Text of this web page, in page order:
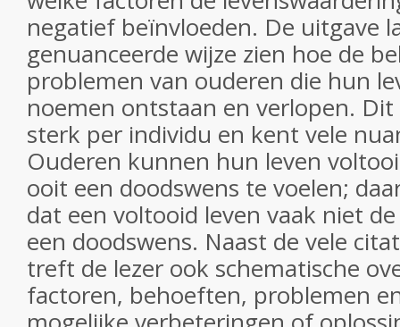
negatief beïnvloeden. De uitgave
genuanceerde wijze zien hoe de
problemen van ouderen die hun
noemen ontstaan en verlopen.
sterk per individu en kent vele
Ouderen kunnen hun leven
ooit een doodswens te voelen;
dat een voltooid leven vaak niet
een doodswens. Naast de vele
treft de lezer ook schematische
factoren, behoeften, problemen